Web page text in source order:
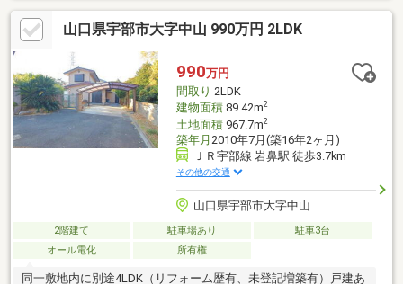
山口県宇部市大字中山 990万円 2LDK
990万円
間取り 2LDK
建物面積89.42m2
土地面積967.7m2
築年月 2010年7月(築16年2ヶ月)
ＪＲ宇部線 岩鼻駅 徒歩3.7km
その他の交通
山口県宇部市大字中山
2階建て 駐車場あり
駐車3台
オール電化
所有権
同一敷地内に別途4LDK（リフォーム歴有、未登記増築有）戸建あ